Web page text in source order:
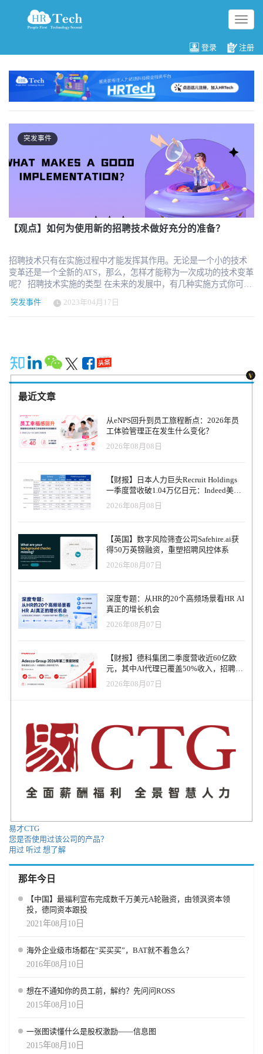
切
换
航
登录 注册
突发事件
【观点】如何为使用新的招聘技术做好充分的准备？
招聘技术只有在实施过程中才能发挥其作用。无论是一个小的技术
变革还是一个全新的ATS，那么，怎样才能称为一次成功的技术变革
呢？ 招聘技术实施的类型 在未来的发展中，有几种实施方式你可以
重点使用。您可以综合长期目标、招聘过程和市场竞争等因素选择
合适的招聘技术。 1. 直接切换 直接切换是用一个新的系统取代一个
旧的系统。这种变化是一次性发生的，而不是一步一步地变革。 2.
逐渐采用新的技术，使你领先于竞争对手。 3. 分阶段 分阶段是为那
些喜欢小步骤变革的招聘机构准备的。分阶段的技术实施，可以让
组织更好地进行控制和规划。 4. 试点 试点是进行小规模的新技术应
用，可以减少技术变革的风险。你可能只为10%的候选人重新启用一
个面试平台，以测评某些功能。这可以帮助你在全面应用新的技术
之前进行有效的调整。 5. 开放式变革 开放式变革是一个连续的和开
放的技术应用过程，在进行有计划的变革时，没有必要遵循一个线
性的策略。使用这种方法的组织通常每个月都会进行小的技术改
术同时运行，互相补充。例如，你可以同时使用两个求职者跟踪系
统，以确定哪个能提高求职者的体验。 什么是一个好的技术变革？
好的技术变革需要战略意识。在寻找最佳技术应用时，你需要了解
组织的招聘任务。对变革的承诺和使用有效的资源可以帮助你改善
招聘流程。 在寻找最佳技术发展时，你需要了解你的使命。89%的
求职者认为移动设备在求职过程中发挥了巨大作用。这就是你在计
人力资源团队应该考虑计划实施带来的成果。 一些需要关注的关键
部分是人、文化、资源、系统和结构。任何想要实施新战略的人都
应该始终考虑这些因素。你为什么要做出改变？你希望实施相关计
计划步骤时进行记录和评估，以获得更好的效果。 2. 制定应急措施
对突发事件的规划可以保障组织的平稳运行。你可以预测一个新的
技术进步可能带来的风险和后果。 一些为突发事件做计划的好方法
很大的挑战是在实施新的技术变革的同时，能否跟踪日常工作。这
很容易让人感到困惑，甚至无法跟进新的工作流程。你应该事先计
划好需要完成哪些人物，以确保你的组织和人力资源团队保持警
突发事件 2023年04月17日
最近文章
从eNPS回升到员工旅程断点：2026年员
工体验管理正在发生什么变化？
2026年08月08日
【财报】日本人力巨头Recruit Holdings
一季度营收破1.04万亿日元：Indeed美国
收入逆势增长30%，AI招聘推动利润率升
至47.4%
2026年08月08日
【英国】数字风险筛查公司Safehire.ai获
得50万英镑融资，重塑招聘风控体系
2026年08月07日
深度专题：从HR的20个高频场景看HR AI
真正的增长机会
2026年08月07日
【财报】德科集团二季度营收近60亿欧
元，其中AI代理已覆盖50%收入，招聘服
务进入运营重构阶段
2026年08月07日
易才CTG
您是否使用过该公司的产品？
用过 听过 想了解
那年今日
【中国】最福利宣布完成数千万美元A轮融资，由领沨资本领
投，德同资本跟投
2021年08月10日
海外企业级市场都在“买买买”，BAT就不着急么？
2016年08月10日
想在不通知你的员工前，解约？先问问ROSS
2015年08月10日
一张图读懂什么是股权激励——信息图
2015年08月10日